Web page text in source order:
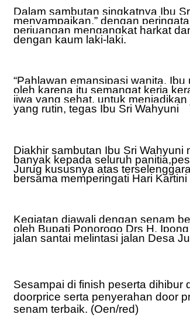
Dalam sambutan singkatnya Ibu
menyampaikan,” dengan
perjuangan mengangkat harkat
dengan kaum laki-laki.
“Pahlawan emansipasi wanita,
oleh karena itu semangat kerja
jiwa yang sehat, untuk
yang rutin, tegas Ibu Sri Wahyuni
Diakhir sambutan Ibu Sri Wahyuni
banyak kepada seluruh
Jurug kususnya atas
bersama memperingati Hari
Kegiatan diawali dengan senam
oleh Bupati Ponorogo Drs H.
jalan santai melintasi jalan Desa
Sesampai di finish peserta
doorprice serta penyerahan door
senam terbaik. (Oen/red)